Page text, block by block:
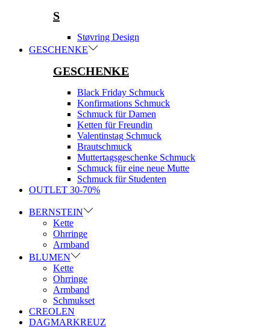
S
Støvring Design
GESCHENKE
GESCHENKE
Black Friday Schmuck
Konfirmations Schmuck
Schmuck für Damen
Ketten für Freundin
Valentinstag Schmuck
Brautschmuck
Muttertagsgeschenke Schmuck
Schmuck für eine neue Mutte
Schmuck für Studenten
OUTLET 30-70%
BERNSTEIN
Kette
Ohrringe
Armband
BLUMEN
Kette
Ohrringe
Armband
Schmukset
CREOLEN
DAGMARKREUZ